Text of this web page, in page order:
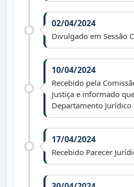
02/04/2024
Divulgado em Sessão
10/04/2024
Recebido pela
Justiça e informado
Departamento Jurídico
17/04/2024
Recebido Parecer